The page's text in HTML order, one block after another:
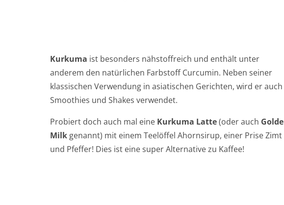
Kurkuma ist besonders nähstoffreich und enthält unter
anderem den natürlichen Farbstoff Curcumin. Neben seiner
klassischen Verwendung in asiatischen Gerichten, wird er
Smoothies und Shakes verwendet.
Probiert doch auch mal eine Kurkuma Latte(oder auch
Milk genannt) mit einem Teelöffel Ahornsirup, einer Prise Zimt
und Pfeffer! Dies ist eine super Alternative zu Kaffee!